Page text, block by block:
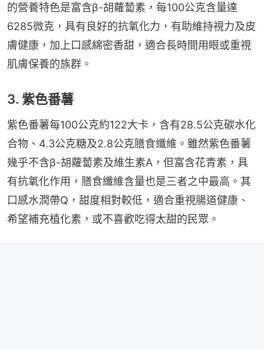
的營養特色是富含β-胡蘿蔔素，每100公克含量達
6285微克，具有良好的抗氧化力，有助維持視力及皮
膚健康，加上口感綿密香甜，適合長時間用眼或重視
肌膚保養的族群。
3. 紫色番薯
紫色番薯每100公克約122大卡，含有28.5公克碳水化
合物、4.3公克糖及2.8公克膳食纖維。雖然紫色番薯
幾乎不含β-胡蘿蔔素及維生素A，但富含花青素，具
有抗氧化作用，膳食纖維含量也是三者之中最高。其
口感水潤帶Q，甜度相對較低，適合重視腸道健康、
希望補充植化素，或不喜歡吃得太甜的民眾。